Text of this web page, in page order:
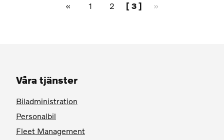
« 1 2 [ 3 ] »
Våra tjänster
Biladministration
Personalbil
Fleet Management